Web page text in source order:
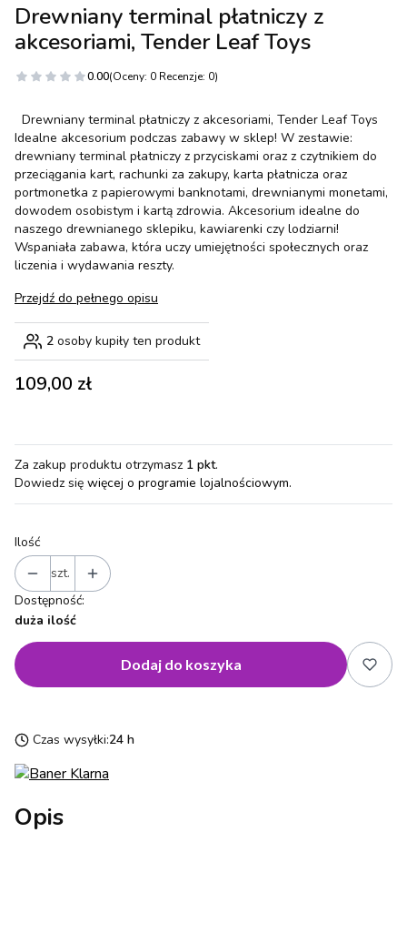
Drewniany terminal płatniczy z
akcesoriami, Tender Leaf Toys
0.00(Oceny: 0 Recenzje: 0)
Drewniany terminal płatniczy z akcesoriami, Tender Leaf Toys
Idealne akcesorium podczas zabawy w sklep! W zestawie:
drewniany terminal płatniczy z przyciskami oraz z czytnikiem do
przeciągania kart, rachunki za zakupy, karta płatnicza oraz
portmonetka z papierowymi banknotami, drewnianymi monetami,
dowodem osobistym i kartą zdrowia. Akcesorium idealne do
naszego drewnianego sklepiku, kawiarenki czy lodziarni!
Wspaniała zabawa, która uczy umiejętności społecznych oraz
liczenia i wydawania reszty.
Przejdź do pełnego opisu
2 osoby kupiły ten produkt
Cena
109,00 zł
Za zakup produktu otrzymasz 1 pkt.
Dowiedz się więcej o programie lojalnościowym.
Ilość
szt.
Dostępność:
duża ilość
Dodaj do koszyka
Czas wysyłki:24 h
Opis